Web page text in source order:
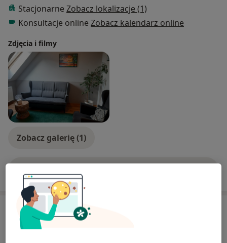
Stacjonarne Zobacz lokalizacje (1)
Konsultacje online Zobacz kalendarz online
Zdjęcia i filmy
Zobacz galerię (1)
Usługi i ceny
Konsultacja psychoterapeutyczna